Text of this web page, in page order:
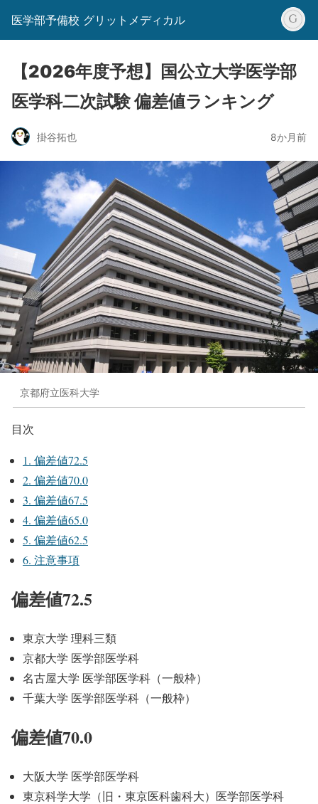
医学部予備校 グリットメディカル
【2026年度予想】国公立大学医学部
医学科二次試験 偏差値ランキング
掛谷拓也 8か月前
京都府立医科大学
目次
1. 偏差値72.5
2. 偏差値70.0
3. 偏差値67.5
4. 偏差値65.0
5. 偏差値62.5
6. 注意事項
偏差値72.5
東京大学 理科三類
京都大学 医学部医学科
名古屋大学 医学部医学科（一般枠）
千葉大学 医学部医学科（一般枠）
偏差値70.0
大阪大学 医学部医学科
東京科学大学（旧・東京医科歯科大）医学部医学科